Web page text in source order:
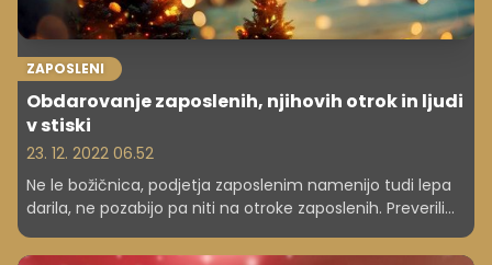
ZAPOSLENI
Obdarovanje zaposlenih, njihovih otrok in ljudi
v stiski
23. 12. 2022 06.52
Ne le božičnica, podjetja zaposlenim namenijo tudi lepa
darila, ne pozabijo pa niti na otroke zaposlenih. Preverili
smo tudi, koliko namenijo v humanitarne namene.